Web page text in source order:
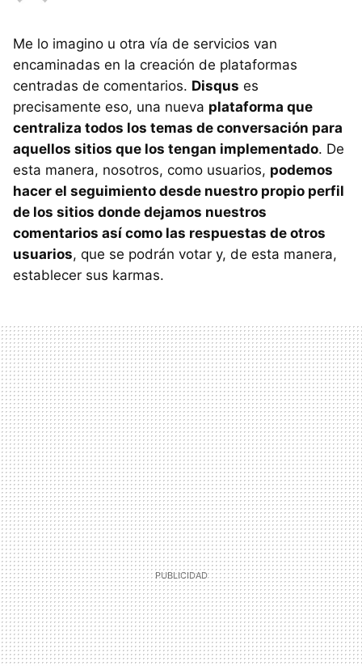
Me lo imagino u otra vía de servicios van
encaminadas en la creación de plataformas
centradas de comentarios. Disqus es
precisamente eso, una nueva plataforma que
centraliza todos los temas de conversación para
aquellos sitios que los tengan implementado. De
esta manera, nosotros, como usuarios, podemos
hacer el seguimiento desde nuestro propio perfil
de los sitios donde dejamos nuestros
comentarios así como las respuestas de otros
usuarios, que se podrán votar y, de esta manera,
establecer sus karmas.